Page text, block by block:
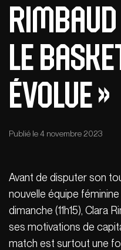
Le
évolue »
Publié le 4 novembre 2023
Avant de disputer son
nouvelle équipe
dimanche (11h15), Clara
ses motivations de
match est surtout une